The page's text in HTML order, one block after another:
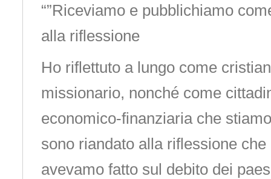
“”Riceviamo e pubblichiamo
alla riflessione
Ho riflettuto a lungo come
missionario, nonché come
economico-finanziaria che
sono riandato alla riflessione
avevamo fatto sul debito dei